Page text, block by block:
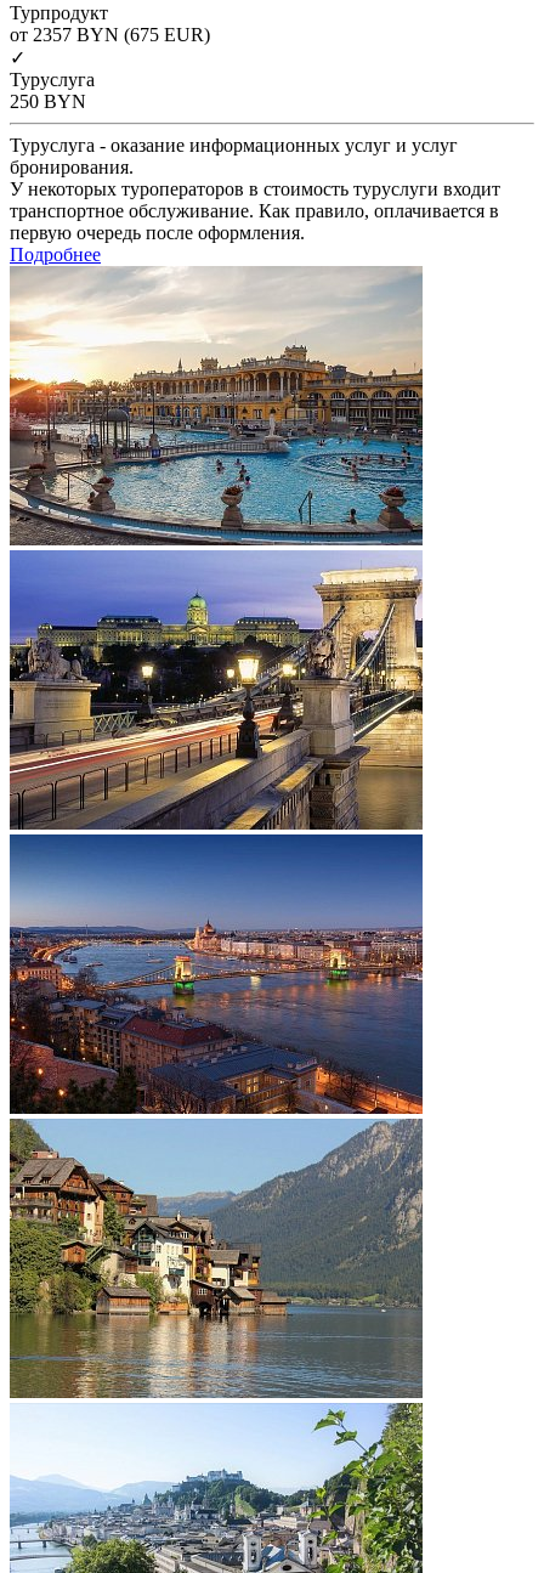
Турпродукт
от 2357 BYN (675 EUR)
✓
Туруслуга
250 BYN
Туруслуга - оказание информационных услуг и услуг
бронирования.
У некоторых туроператоров в стоимость туруслуги входит
транспортное обслуживание. Как правило, оплачивается в
первую очередь после оформления.
Подробнее